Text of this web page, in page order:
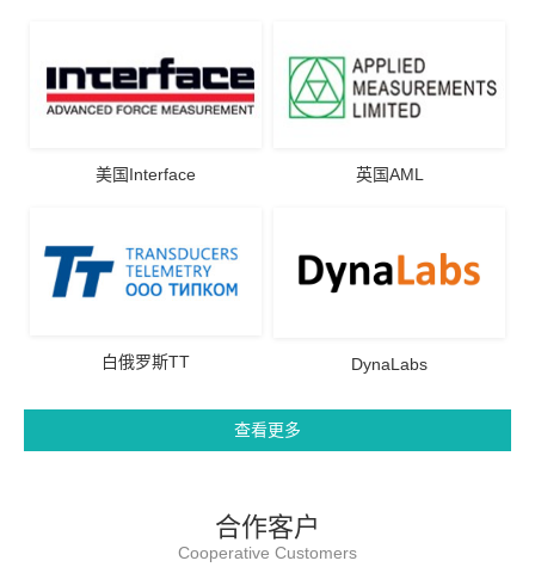
美国Interface 英国AML
白俄罗斯TT DynaLabs
查看更多
合作客户
Cooperative Customers